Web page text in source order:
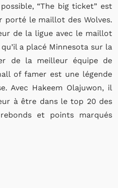
“The big ticket” est
porté le maillot des Wolves.
de la ligue avec le maillot
a placé Minnesota sur la
de la meilleur équipe de
of famer est une légende
Avec Hakeem Olajuwon, il
à être dans le top 20 des
et points marqués